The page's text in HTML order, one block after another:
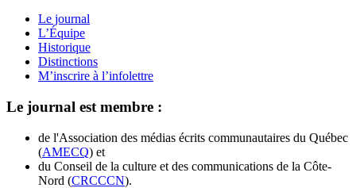
Le journal
L’Équipe
Historique
Distinctions
M’inscrire à l’infolettre
Le journal est membre :
de l'Association des médias écrits communautaires du Québec
(AMECQ) et
du Conseil de la culture et des communications de la Côte-
Nord (CRCCCN).